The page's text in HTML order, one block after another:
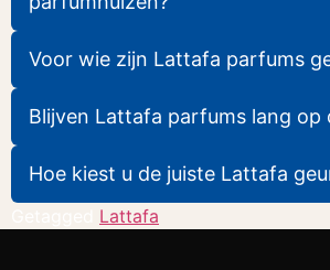
Voor wie zijn Lattafa parfums
Blijven Lattafa parfums lang op
Hoe kiest u de juiste Lattafa
Lattafa